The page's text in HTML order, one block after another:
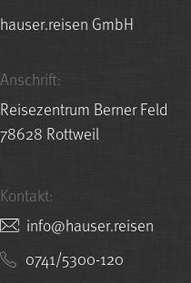
hauser.reisen GmbH
Anschrift:
Reisezentrum Berner Feld
78628 Rottweil
Kontakt:
nesier.resuah@ofni
0741/5300-120